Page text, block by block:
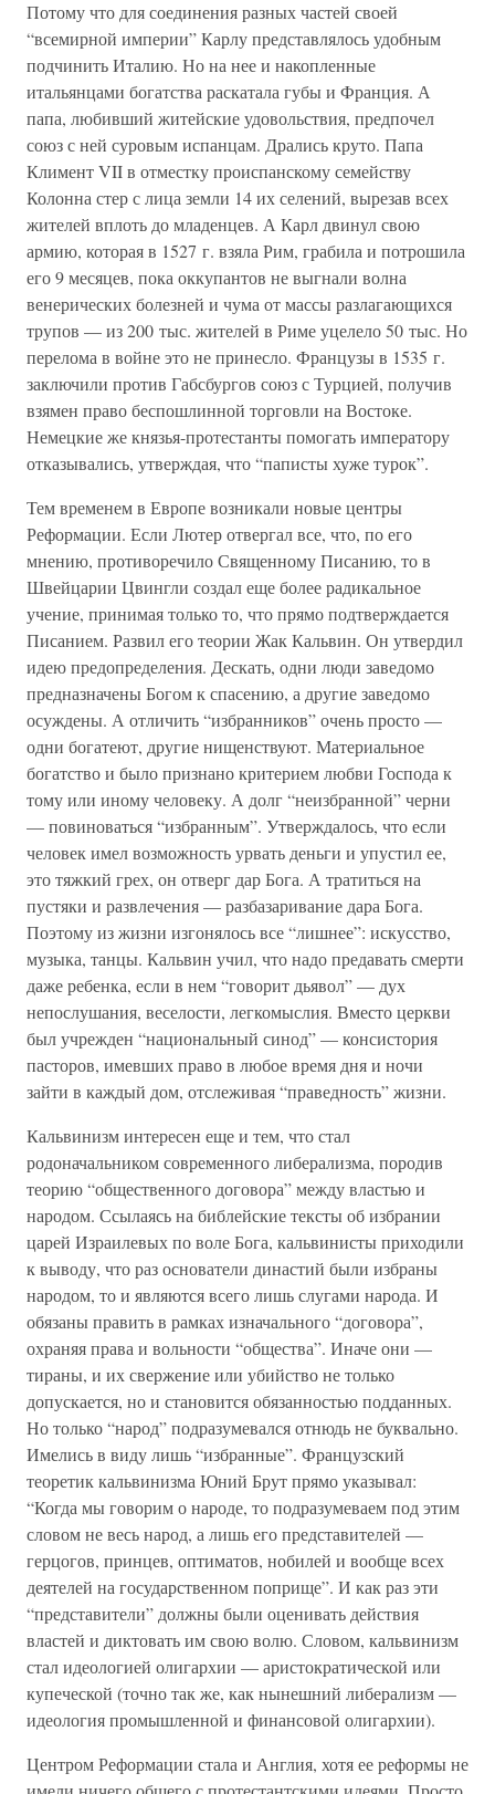
Потому что для соединения разных частей своей
“всемирной империи” Карлу представлялось удобным
подчинить Италию. Но на нее и накопленные
итальянцами богатства раскатала губы и Франция. А
папа, любивший житейские удовольствия, предпочел
союз с ней суровым испанцам. Дрались круто. Папа
Климент VII в отместку происпанскому семейству
Колонна стер с лица земли 14 их селений, вырезав всех
жителей вплоть до младенцев. А Карл двинул свою
армию, которая в 1527 г. взяла Рим, грабила и потрошила
его 9 месяцев, пока оккупантов не выгнали волна
венерических болезней и чума от массы разлагающихся
трупов — из 200 тыс. жителей в Риме уцелело 50 тыс. Но
перелома в войне это не принесло. Французы в 1535 г.
заключили против Габсбургов союз с Турцией, получив
взямен право беспошлинной торговли на Востоке.
Немецкие же князья-протестанты помогать императору
отказывались, утверждая, что “паписты хуже турок”.
Тем временем в Европе возникали новые центры
Реформации. Если Лютер отвергал все, что, по его
мнению, противоречило Священному Писанию, то в
Швейцарии Цвингли создал еще более радикальное
учение, принимая только то, что прямо подтверждается
Писанием. Развил его теории Жак Кальвин. Он утвердил
идею предопределения. Дескать, одни люди заведомо
предназначены Богом к спасению, а другие заведомо
осуждены. А отличить “избранников” очень просто —
одни богатеют, другие нищенствуют. Материальное
богатство и было признано критерием любви Господа к
тому или иному человеку. А долг “неизбранной” черни
— повиноваться “избранным”. Утверждалось, что если
человек имел возможность урвать деньги и упустил ее,
это тяжкий грех, он отверг дар Бога. А тратиться на
пустяки и развлечения — разбазаривание дара Бога.
Поэтому из жизни изгонялось все “лишнее”: искусство,
музыка, танцы. Кальвин учил, что надо предавать смерти
даже ребенка, если в нем “говорит дьявол” — дух
непослушания, веселости, легкомыслия. Вместо церкви
был учрежден “национальный синод” — консистория
пасторов, имевших право в любое время дня и ночи
зайти в каждый дом, отслеживая “праведность” жизни.
Кальвинизм интересен еще и тем, что стал
родоначальником современного либерализма, породив
теорию “общественного договора” между властью и
народом. Ссылаясь на библейские тексты об избрании
царей Израилевых по воле Бога, кальвинисты приходили
к выводу, что раз основатели династий были избраны
народом, то и являются всего лишь слугами народа. И
обязаны править в рамках изначального “договора”,
охраняя права и вольности “общества”. Иначе они —
тираны, и их свержение или убийство не только
допускается, но и становится обязанностью подданных.
Но только “народ” подразумевался отнюдь не буквально.
Имелись в виду лишь “избранные”. Французский
теоретик кальвинизма Юний Брут прямо указывал:
“Когда мы говорим о народе, то подразумеваем под этим
словом не весь народ, а лишь его представителей —
герцогов, принцев, оптиматов, нобилей и вообще всех
деятелей на государственном поприще”. И как раз эти
“представители” должны были оценивать действия
властей и диктовать им свою волю. Словом, кальвинизм
стал идеологией олигархии — аристократической или
купеческой (точно так же, как нынешний либерализм —
идеология промышленной и финансовой олигархии).
Центром Реформации стала и Англия, хотя ее реформы не